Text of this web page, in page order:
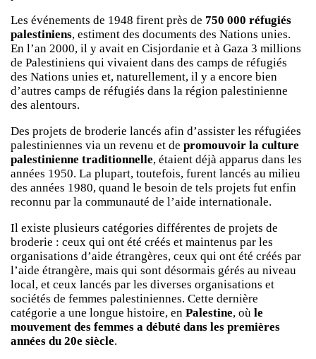
Les événements de 1948 firent près de 750 000 réfugiés
palestiniens, estiment des documents des Nations unies.
En l’an 2000, il y avait en Cisjordanie et à Gaza 3 millions
de Palestiniens qui vivaient dans des camps de réfugiés
des Nations unies et, naturellement, il y a encore bien
d’autres camps de réfugiés dans la région palestinienne
des alentours.
Des projets de broderie lancés afin d’assister les réfugiées
palestiniennes via un revenu et de promouvoir la culture
palestinienne traditionnelle, étaient déjà apparus dans les
années 1950. La plupart, toutefois, furent lancés au milieu
des années 1980, quand le besoin de tels projets fut enfin
reconnu par la communauté de l’aide internationale.
Il existe plusieurs catégories différentes de projets de
broderie : ceux qui ont été créés et maintenus par les
organisations d’aide étrangères, ceux qui ont été créés par
l’aide étrangère, mais qui sont désormais gérés au niveau
local, et ceux lancés par les diverses organisations et
sociétés de femmes palestiniennes. Cette dernière
catégorie a une longue histoire, en Palestine, où le
mouvement des femmes a débuté dans les premières
années du 20e siècle.